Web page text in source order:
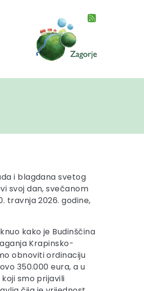
i blagdana svetog
svoj dan, svečanom
travnja 2026. godine,
kako je Budinščina
Krapinsko-
obnoviti ordinaciju
350.000 eura, a u
smo prijavili